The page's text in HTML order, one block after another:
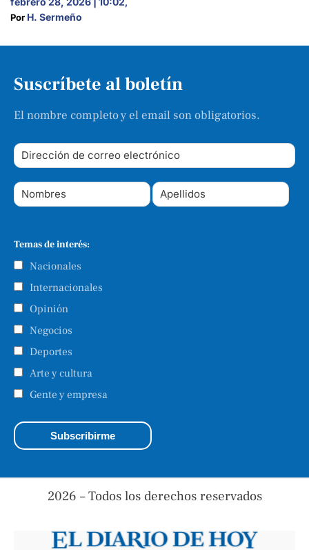
Por H. Sermeño
Suscríbete al boletín
El nombre completo y el email son obligatorios.
Temas de interés:
Nacionales
Internacionales
Opinión
Negocios
Deportes
Arte y cultura
Gente y empresa
2026 – Todos los derechos reservados